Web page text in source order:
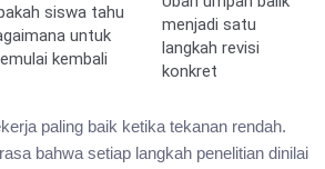
siswa tahu
untuk
kembali
menjadi satu
langkah revisi
konkret
paling baik ketika tekanan rendah.
bahwa setiap langkah penelitian dinilai